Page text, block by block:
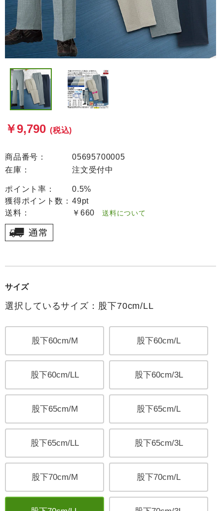
￥9,790 (税込)
商品番号：
05695700005
在庫：
注文受付中
ポイント率：
0.5%
獲得ポイント数： 49pt
送料：
￥660 送料について
サイズ
選択しているサイズ：股下70cm/LL
股下60cm/M 股下60cm/L
股下60cm/LL 股下60cm/3L
股下65cm/M 股下65cm/L
股下65cm/LL 股下65cm/3L
股下70cm/M 股下70cm/L